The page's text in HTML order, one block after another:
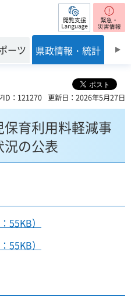
閲覧支援
ーツ 県政情報・統計
ID：121270 更新日：2026年5月27日
育利用料軽減事
の公表
55KB）
55KB）